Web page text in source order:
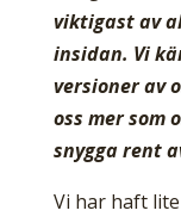
viktigast av
insidan. Vi
versioner av
oss mer som
snygga rent
Vi har haft